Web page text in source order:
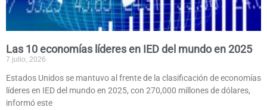
Las 10 economías líderes en IED del mundo en 2025
7 julio, 2026
Estados Unidos se mantuvo al frente de la clasificación de economías
líderes en IED del mundo en 2025, con 270,000 millones de dólares,
informó este